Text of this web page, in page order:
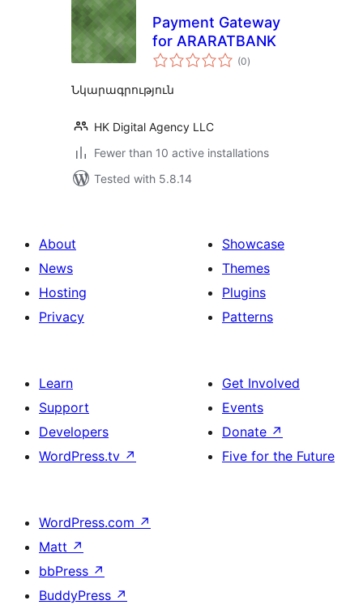
Payment Gateway
for ARARATBANK
(0total
ratings
)
Նկարագրություն
HK Digital Agency LLC
Fewer than 10 active installations
Tested with 5.8.14
About
News
Hosting
Privacy
Showcase
Themes
Plugins
Patterns
Learn
Support
Developers
WordPress.tv ↗
Get Involved
Events
Donate ↗
Five for the Future
WordPress.com ↗
Matt ↗
bbPress ↗
BuddyPress ↗